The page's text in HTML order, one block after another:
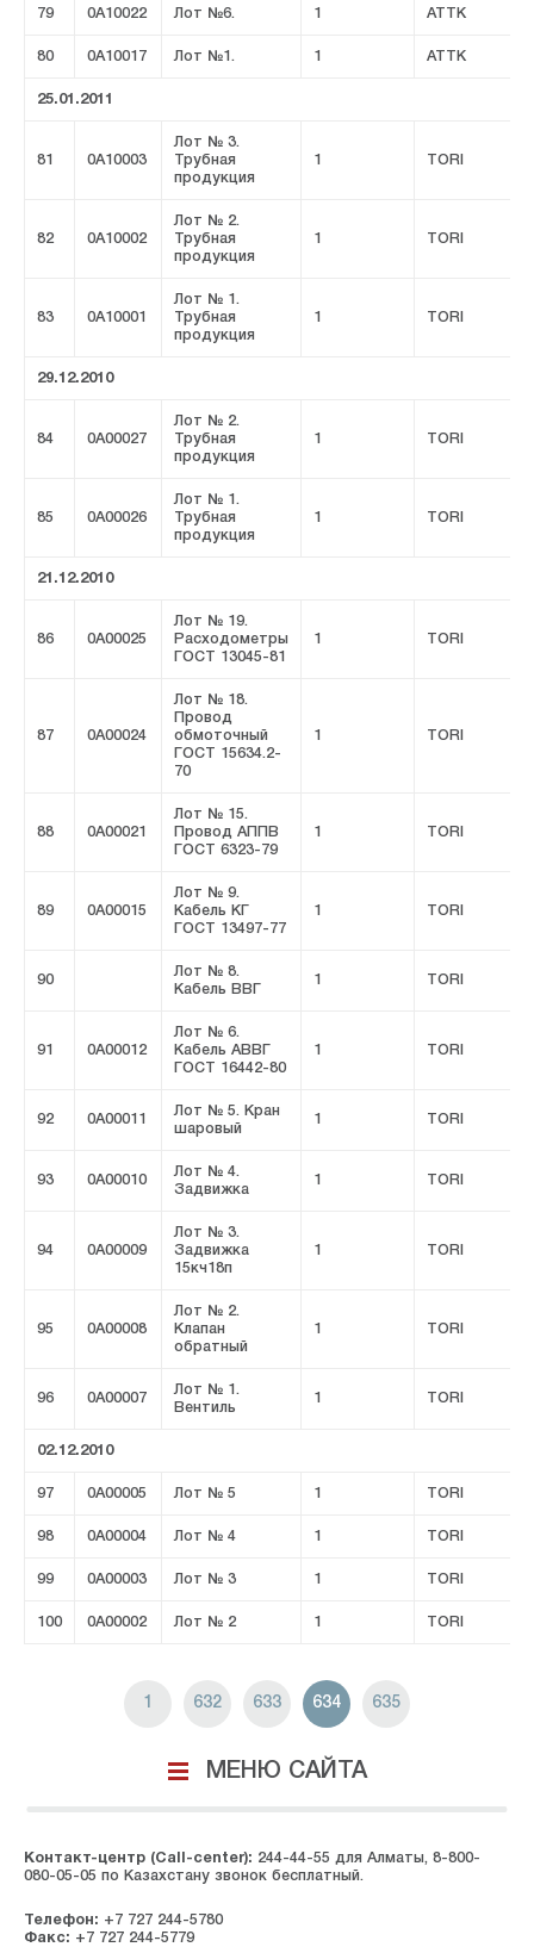
79 0A10022 Лот №6. 1 ATTK
80 0A10017 Лот №1. 1 ATTK
25.01.2011
81 0A10003
Лот № 3.
Трубная
продукция
1 TORI
82 0A10002
Лот № 2.
Трубная
продукция
1 TORI
83 0A10001
Лот № 1.
Трубная
продукция
1 TORI
29.12.2010
84 0A00027
Лот № 2.
Трубная
продукция
1 TORI
85 0A00026
Лот № 1.
Трубная
продукция
1 TORI
21.12.2010
86 0A00025
Лот № 19.
Расходометры
ГОСТ 13045-81
1 TORI
87 0A00024
Лот № 18.
Провод
обмоточный
ГОСТ 15634.2-
70
1 TORI
88 0A00021
Лот № 15.
Провод АППВ
ГОСТ 6323-79
1 TORI
89 0A00015
Лот № 9.
Кабель КГ
ГОСТ 13497-77
1 TORI
90
Лот № 8.
Кабель ВВГ
1 TORI
91 0A00012
Лот № 6.
Кабель АВВГ
ГОСТ 16442-80
1 TORI
92 0A00011
Лот № 5. Кран
шаровый
1 TORI
93 0A00010
Лот № 4.
Задвижка
1 TORI
94 0A00009
Лот № 3.
Задвижка
15кч18п
1 TORI
95 0A00008
Лот № 2.
Клапан
обратный
1 TORI
96 0A00007
Лот № 1.
Вентиль
1 TORI
02.12.2010
97 0A00005 Лот № 5 1 TORI
98 0A00004 Лот № 4 1 TORI
99 0A00003 Лот № 3 1 TORI
100 0A00002 Лот № 2 1 TORI
1 632 633 634 635
МЕНЮ САЙТА
Контакт-центр (Call-center): 244-44-55 для Алматы, 8-800-
080-05-05 по Казахстану звонок бесплатный.
Телефон: +7 727 244-5780
Факс: +7 727 244-5779